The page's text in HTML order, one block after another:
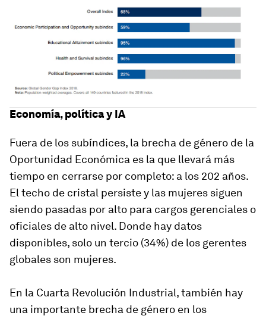
Economía, política y IA
Fuera de los subíndices, la brecha de género de la
Oportunidad Económica es la que llevará más
tiempo en cerrarse por completo: a los 202 años.
El techo de cristal persiste y las mujeres siguen
siendo pasadas por alto para cargos gerenciales o
oficiales de alto nivel. Donde hay datos
disponibles, solo un tercio (34%) de los gerentes
globales son mujeres.
En la Cuarta Revolución Industrial, también hay
una importante brecha de género en los